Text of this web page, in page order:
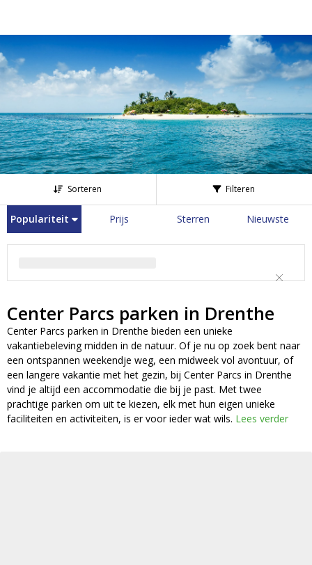
Sorteren Filteren
Populariteit Prijs Sterren Nieuwste
Center Parcs parken in Drenthe
Center Parcs parken in Drenthe bieden een unieke
vakantiebeleving midden in de natuur. Of je nu op zoek bent naar
een ontspannen weekendje weg, een midweek vol avontuur, of
een langere vakantie met het gezin, bij Center Parcs in Drenthe
vind je altijd een accommodatie die bij je past. Met twee
prachtige parken om uit te kiezen, elk met hun eigen unieke
faciliteiten en activiteiten, is er voor ieder wat wils. Lees verder